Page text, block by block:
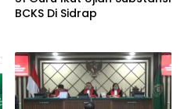
BCKS Di Sidrap